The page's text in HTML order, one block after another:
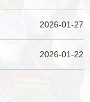
2026-01-27
2026-01-22